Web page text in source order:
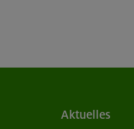
Aktuelles